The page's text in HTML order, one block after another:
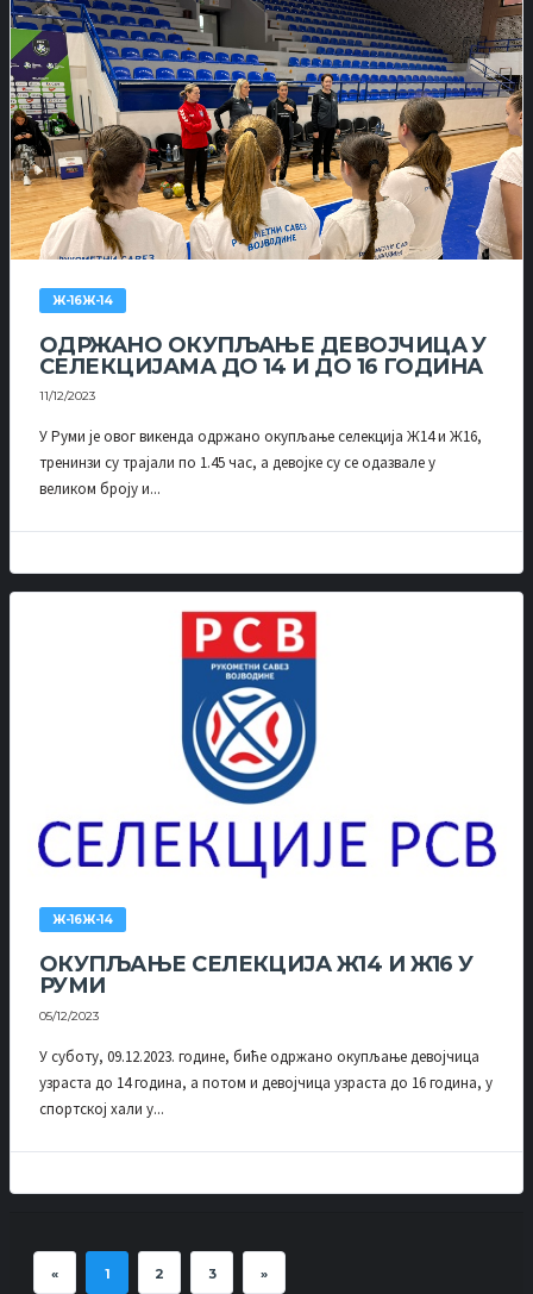
Ж-16Ж-14
ОДРЖАНО ОКУПЉАЊЕ ДЕВОЈЧИЦА У
СЕЛЕКЦИЈАМА ДО 14 И ДО 16 ГОДИНА
11/12/2023
У Руми је овог викенда одржано окупљање селекција Ж14 и Ж16,
тренинзи су трајали по 1.45 час, а девојке су се одазвале у
великом броју и...
Ж-16Ж-14
ОКУПЉАЊЕ СЕЛЕКЦИЈА Ж14 И Ж16 У
РУМИ
05/12/2023
У суботу, 09.12.2023. године, биће одржано окупљање девојчица
узраста до 14 година, а потом и девојчица узраста до 16 година, у
спортској хали у...
« 1 2 3 »